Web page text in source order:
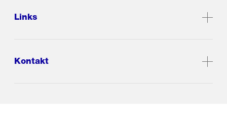
Links
Kontakt